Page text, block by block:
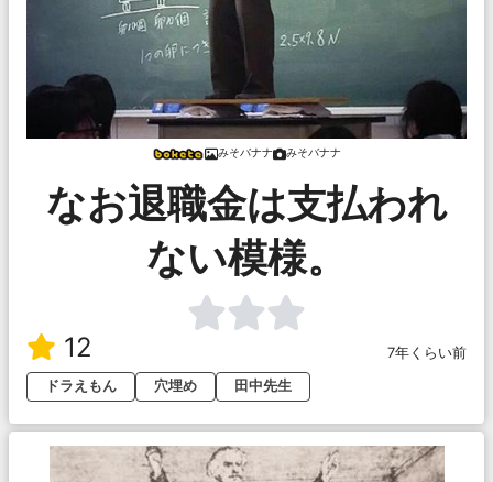
みそバナナ みそバナナ
なお退職金は支払われ
ない模様。
12
7年くらい前
ドラえもん
穴埋め 田中先生